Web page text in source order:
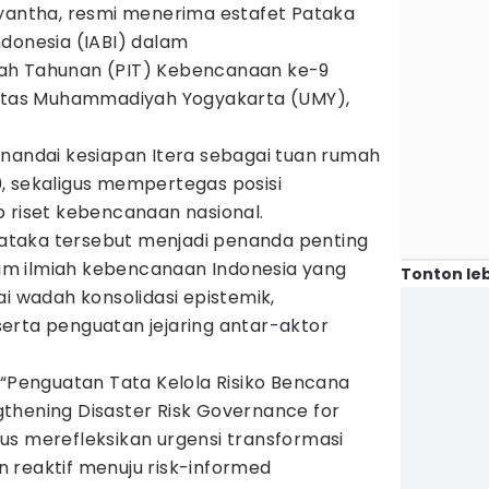
resmi menerima estafet Pataka
(IABI) dalam
Tahunan (PIT) Kebencanaan ke-9
Muhammadiyah Yogyakarta (UMY),
kesiapan Itera sebagai tuan rumah
sekaligus mempertegas posisi
kebencanaan nasional.
tersebut menjadi penanda penting
ilmiah kebencanaan Indonesia yang
wadah konsolidasi epistemik,
penguatan jejaring antar-aktor
Tata Kelola Risiko Bencana
Disaster Risk Governance for
merefleksikan urgensi transformasi
reaktif menuju risk-informed
Tonton